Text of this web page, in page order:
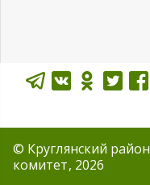
© Круглянский
комитет, 2026